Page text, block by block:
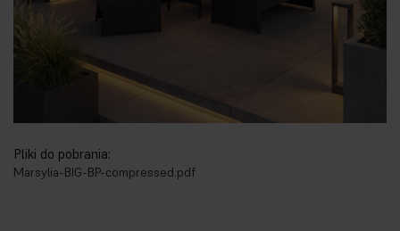
Pliki do pobrania:
Marsylia-BIG-BP-compressed.pdf